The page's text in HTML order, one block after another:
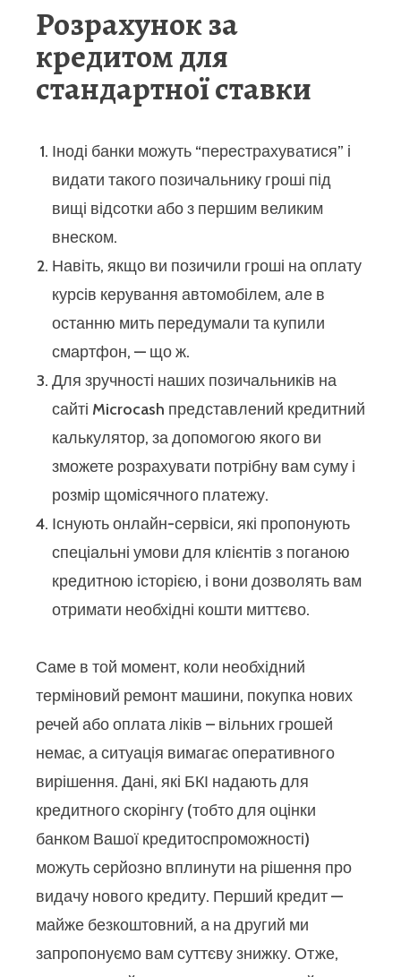
Розрахунок за
кредитом для
стандартної ставки
Іноді банки можуть “перестрахуватися” і
видати такого позичальнику гроші під
вищі відсотки або з першим великим
внеском.
Навіть, якщо ви позичили гроші на оплату
курсів керування автомобілем, але в
останню мить передумали та купили
смартфон, — що ж.
Для зручності наших позичальників на
сайті Microcash представлений кредитний
калькулятор, за допомогою якого ви
зможете розрахувати потрібну вам суму і
розмір щомісячного платежу.
Існують онлайн-сервіси, які пропонують
спеціальні умови для клієнтів з поганою
кредитною історією, і вони дозволять вам
отримати необхідні кошти миттєво.
Саме в той момент, коли необхідний
терміновий ремонт машини, покупка нових
речей або оплата ліків – вільних грошей
немає, а ситуація вимагає оперативного
вирішення. Дані, які БКІ надають для
кредитного скорінгу (тобто для оцінки
банком Вашої кредитоспроможності)
можуть серйозно вплинути на рішення про
видачу нового кредиту. Перший кредит —
майже безкоштовний, а на другий ми
запропонуємо вам суттєву знижку. Отже,